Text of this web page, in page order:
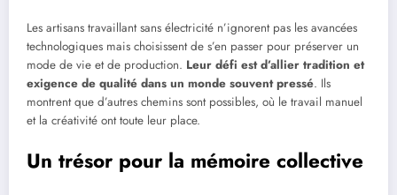
Les artisans travaillant sans électricité n’ignorent pas les avancées
technologiques mais choisissent de s’en passer pour préserver un
mode de vie et de production. Leur défi est d’allier tradition et
exigence de qualité dans un monde souvent pressé. Ils
montrent que d’autres chemins sont possibles, où le travail manuel
et la créativité ont toute leur place.
Un trésor pour la mémoire collective